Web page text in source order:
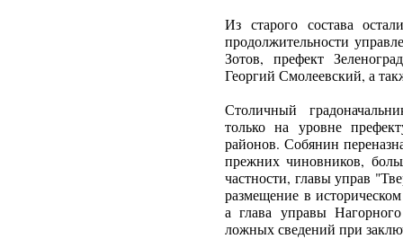
Из старого состава
продолжительности
Зотов, префект
Георгий Смолеевский, а
Столичный
только на уровне
районов. Собянин
прежних чиновников,
частности, главы управ
размещение в
а глава управы
ложных сведений при